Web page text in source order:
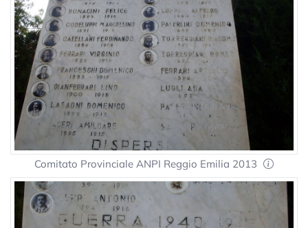
Comitato Provinciale ANPI Reggio Emilia 2013